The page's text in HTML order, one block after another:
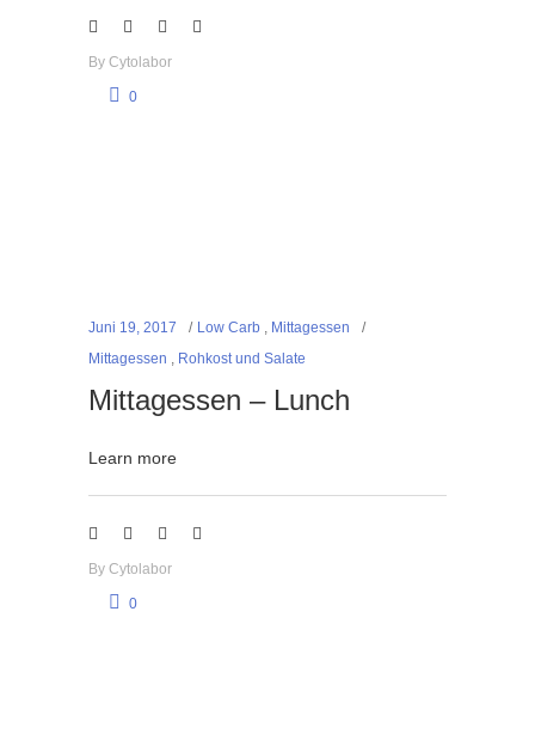
By Cytolabor
0
Juni 19, 2017 Low Carb , Mittagessen
Mittagessen , Rohkost und Salate
Mittagessen – Lunch
Learn more
By Cytolabor
0